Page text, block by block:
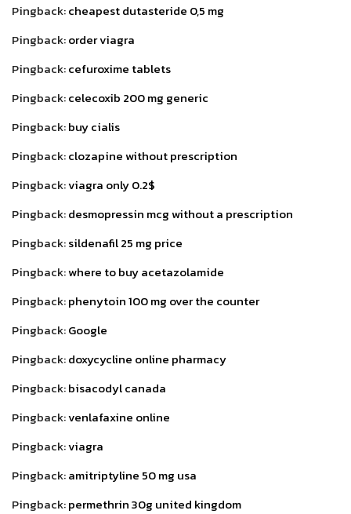
Pingback:cheapest dutasteride 0,5 mg
Pingback:order viagra
Pingback:cefuroxime tablets
Pingback:celecoxib 200 mg generic
Pingback:buy cialis
Pingback:clozapine without prescription
Pingback:viagra only 0.2$
Pingback:desmopressin mcg without a prescription
Pingback:sildenafil 25 mg price
Pingback:where to buy acetazolamide
Pingback:phenytoin 100 mg over the counter
Pingback:Google
Pingback:doxycycline online pharmacy
Pingback:bisacodyl canada
Pingback:venlafaxine online
Pingback:viagra
Pingback:amitriptyline 50 mg usa
Pingback:permethrin 30g united kingdom